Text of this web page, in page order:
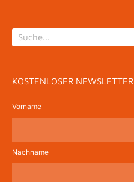
KOSTENLOSER NEWSLETTER
Vorname
Nachname